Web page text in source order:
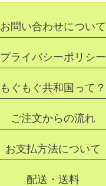
お問い合わせについて
プライバシーポリシー
もぐもぐ共和国って？
ご注文からの流れ
お支払方法について
配送・送料